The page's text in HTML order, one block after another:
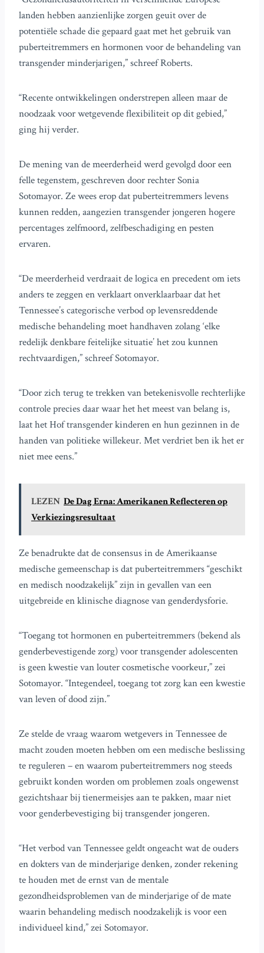
landen hebben aanzienlijke zorgen geuit over de
potentiële schade die gepaard gaat met het gebruik van
puberteitremmers en hormonen voor de behandeling van
transgender minderjarigen,” schreef Roberts.
“Recente ontwikkelingen onderstrepen alleen maar de
noodzaak voor wetgevende flexibiliteit op dit gebied,”
ging hij verder.
De mening van de meerderheid werd gevolgd door een
felle tegenstem, geschreven door rechter Sonia
Sotomayor. Ze wees erop dat puberteitremmers levens
kunnen redden, aangezien transgender jongeren hogere
percentages zelfmoord, zelfbeschadiging en pesten
ervaren.
“De meerderheid verdraait de logica en precedent om iets
anders te zeggen en verklaart onverklaarbaar dat het
Tennessee’s categorische verbod op levensreddende
medische behandeling moet handhaven zolang ‘elke
redelijk denkbare feitelijke situatie’ het zou kunnen
rechtvaardigen,” schreef Sotomayor.
“Door zich terug te trekken van betekenisvolle rechterlijke
controle precies daar waar het het meest van belang is,
laat het Hof transgender kinderen en hun gezinnen in de
handen van politieke willekeur. Met verdriet ben ik het er
niet mee eens.”
LEZEN De Dag Erna: Amerikanen Reflecteren op
Verkiezingsresultaat
Ze benadrukte dat de consensus in de Amerikaanse
medische gemeenschap is dat puberteitremmers “geschikt
en medisch noodzakelijk” zijn in gevallen van een
uitgebreide en klinische diagnose van genderdysforie.
“Toegang tot hormonen en puberteitremmers (bekend als
genderbevestigende zorg) voor transgender adolescenten
is geen kwestie van louter cosmetische voorkeur,” zei
Sotomayor. “Integendeel, toegang tot zorg kan een kwestie
van leven of dood zijn.”
Ze stelde de vraag waarom wetgevers in Tennessee de
macht zouden moeten hebben om een medische beslissing
te reguleren – en waarom puberteitremmers nog steeds
gebruikt konden worden om problemen zoals ongewenst
gezichtshaar bij tienermeisjes aan te pakken, maar niet
voor genderbevestiging bij transgender jongeren.
“Het verbod van Tennessee geldt ongeacht wat de ouders
en dokters van de minderjarige denken, zonder rekening
te houden met de ernst van de mentale
gezondheidsproblemen van de minderjarige of de mate
waarin behandeling medisch noodzakelijk is voor een
individueel kind,” zei Sotomayor.